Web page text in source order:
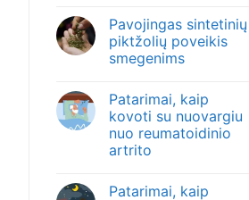
Pavojingas sintetinių
piktžolių poveikis
smegenims
Patarimai, kaip
kovoti su nuovargiu
nuo reumatoidinio
artrito
Patarimai, kaip